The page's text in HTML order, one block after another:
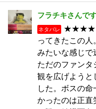
フラチキさんで
ネタバレ
★★★★★
ってきたこの人
みたいな感じで
ただのファンタ
観を広げようと
した。ボスの
かったのは正直